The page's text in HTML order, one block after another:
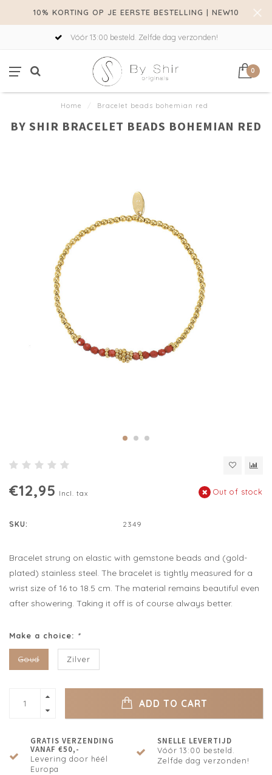
10% KORTING OP JE EERSTE BESTELLING | NEW10
Vóór 13:00 besteld. Zelfde dag verzonden!
0
Home / Bracelet beads bohemian red
BY SHIR BRACELET BEADS BOHEMIAN RED
€12,95 Incl. tax Out of stock
SKU: 2349
Bracelet strung on elastic with gemstone beads and (gold-
plated) stainless steel. The bracelet is tightly measured for a
wrist size of 16 to 18.5 cm. The material remains beautiful even
after showering. Taking it off is of course always better.
Make a choice: *
Goud Zilver
ADD TO CART
GRATIS VERZENDING
VANAF €50,-
Levering door héél
Europa
SNELLE LEVERTIJD
Vóór 13:00 besteld.
Zelfde dag verzonden!